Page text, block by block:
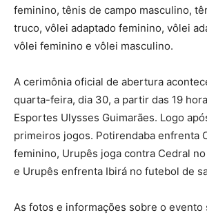
feminino, tênis de campo masculino,
truco, vôlei adaptado feminino, vôlei
vôlei feminino e vôlei masculino.
A cerimônia oficial de abertura
quarta-feira, dia 30, a partir das 19
Esportes Ulysses Guimarães. Logo
primeiros jogos. Potirendaba enfrenta
feminino, Urupês joga contra Cedral
e Urupês enfrenta Ibirá no futebol de
As fotos e informações sobre o evento